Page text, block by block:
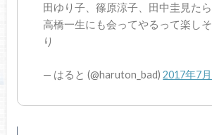
田ゆり子、篠原涼子、田中圭見たら
高橋一生にも会ってやるって楽し
り
— はると (@haruton_bad)2017年7